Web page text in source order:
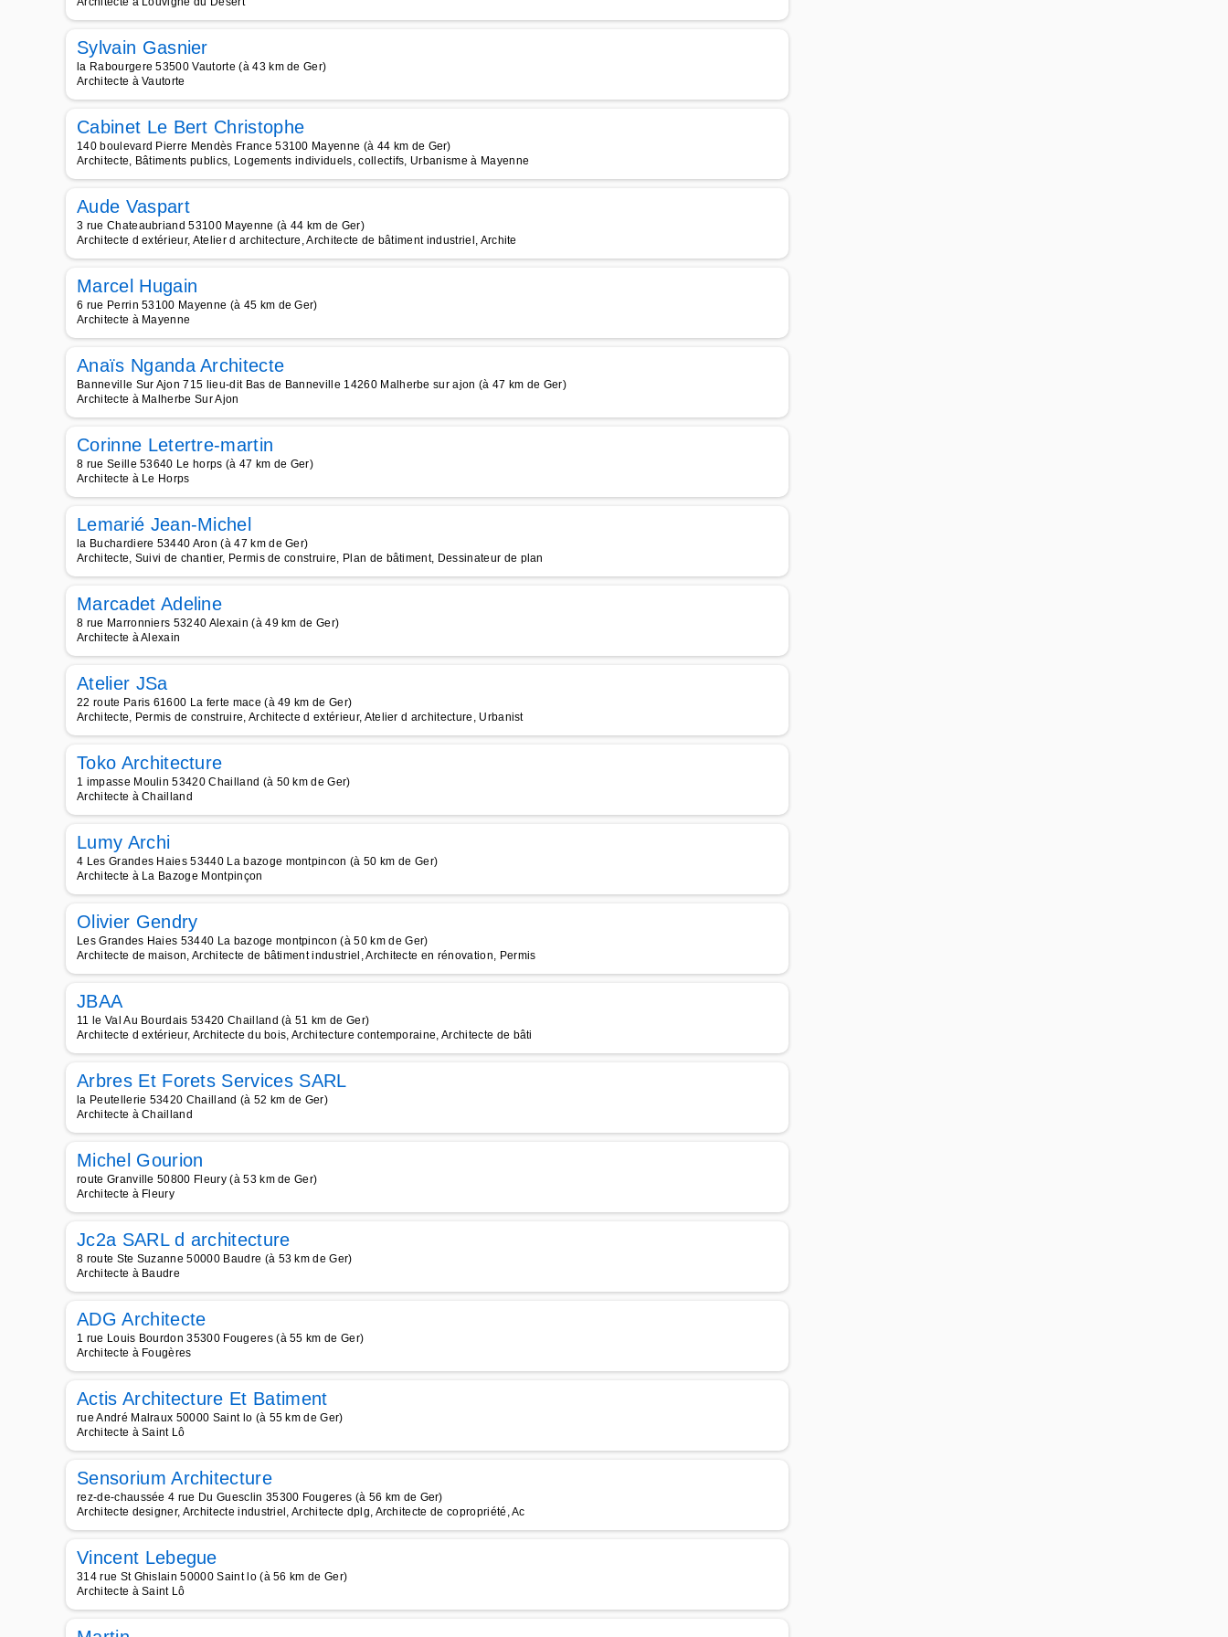
Sylvain Gasnier
la Rabourgere 53500 Vautorte (à 43 km de Ger)
Architecte à Vautorte
Cabinet Le Bert Christophe
140 boulevard Pierre Mendès France 53100 Mayenne (à 44 km de Ger)
Architecte, Bâtiments publics, Logements individuels, collectifs, Urbanisme à Mayenne
Aude Vaspart
3 rue Chateaubriand 53100 Mayenne (à 44 km de Ger)
Architecte d extérieur, Atelier d architecture, Architecte de bâtiment industriel, Archite
Marcel Hugain
6 rue Perrin 53100 Mayenne (à 45 km de Ger)
Architecte à Mayenne
Anaïs Nganda Architecte
Banneville Sur Ajon 715 lieu-dit Bas de Banneville 14260 Malherbe sur ajon (à 47 km de Ger)
Architecte à Malherbe Sur Ajon
Corinne Letertre-martin
8 rue Seille 53640 Le horps (à 47 km de Ger)
Architecte à Le Horps
Lemarié Jean-Michel
la Buchardiere 53440 Aron (à 47 km de Ger)
Architecte, Suivi de chantier, Permis de construire, Plan de bâtiment, Dessinateur de plan
Marcadet Adeline
8 rue Marronniers 53240 Alexain (à 49 km de Ger)
Architecte à Alexain
Atelier JSa
22 route Paris 61600 La ferte mace (à 49 km de Ger)
Architecte, Permis de construire, Architecte d extérieur, Atelier d architecture, Urbanist
Toko Architecture
1 impasse Moulin 53420 Chailland (à 50 km de Ger)
Architecte à Chailland
Lumy Archi
4 Les Grandes Haies 53440 La bazoge montpincon (à 50 km de Ger)
Architecte à La Bazoge Montpinçon
Olivier Gendry
Les Grandes Haies 53440 La bazoge montpincon (à 50 km de Ger)
Architecte de maison, Architecte de bâtiment industriel, Architecte en rénovation, Permis
JBAA
11 le Val Au Bourdais 53420 Chailland (à 51 km de Ger)
Architecte d extérieur, Architecte du bois, Architecture contemporaine, Architecte de bâti
Arbres Et Forets Services SARL
la Peutellerie 53420 Chailland (à 52 km de Ger)
Architecte à Chailland
Michel Gourion
route Granville 50800 Fleury (à 53 km de Ger)
Architecte à Fleury
Jc2a SARL d architecture
8 route Ste Suzanne 50000 Baudre (à 53 km de Ger)
Architecte à Baudre
ADG Architecte
1 rue Louis Bourdon 35300 Fougeres (à 55 km de Ger)
Architecte à Fougères
Actis Architecture Et Batiment
rue André Malraux 50000 Saint lo (à 55 km de Ger)
Architecte à Saint Lô
Sensorium Architecture
rez-de-chaussée 4 rue Du Guesclin 35300 Fougeres (à 56 km de Ger)
Architecte designer, Architecte industriel, Architecte dplg, Architecte de copropriété, Ac
Vincent Lebegue
314 rue St Ghislain 50000 Saint lo (à 56 km de Ger)
Architecte à Saint Lô